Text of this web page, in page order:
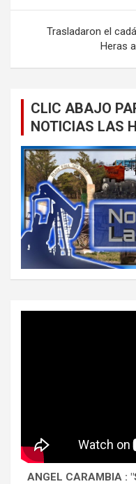
entradas
Trasladaron el
Heras
CLIC ABAJO
NOTICIAS LAS
ANGEL CARAMBIA :